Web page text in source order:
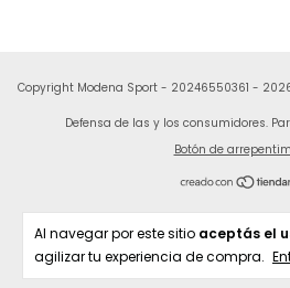
Al navegar por este sitio aceptás el
agilizar tu experiencia de compra.
Copyright Modena Sport - 20246550361 -
Defensa de las y los consumidores.
Botón de